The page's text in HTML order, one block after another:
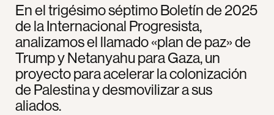
En el trigésimo séptimo Boletín de 2025
de la Internacional Progresista,
analizamos el llamado «plan de paz» de
Trump y Netanyahu para Gaza, un
proyecto para acelerar la colonización
de Palestina y desmovilizar a sus
aliados.